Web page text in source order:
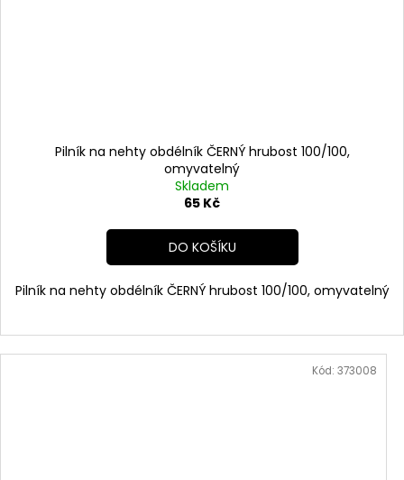
Pilník na nehty obdélník ČERNÝ hrubost 100/100,
omyvatelný
Skladem
65 Kč
DO KOŠÍKU
Pilník na nehty obdélník ČERNÝ hrubost 100/100, omyvatelný
Kód: 373008